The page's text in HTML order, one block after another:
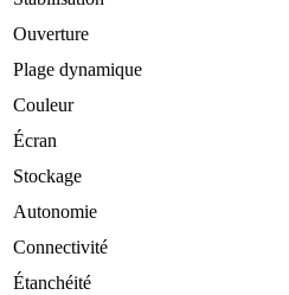
Ouverture
Plage dynamique
Couleur
Écran
Stockage
Autonomie
Connectivité
Étanchéité